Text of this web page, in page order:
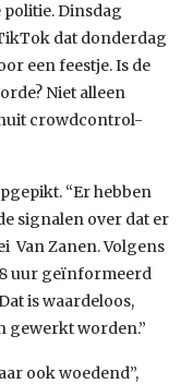
politie. Dinsdag
dat donderdag
een feestje. Is de
Niet alleen
crowdcontrol-
“Er hebben
signalen over dat er
Van Zanen. Volgens
uur geïnformeerd
is waardeloos,
gewerkt worden.”
ook woedend”,